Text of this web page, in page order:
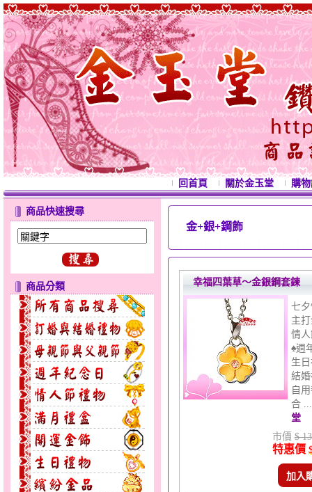
回首頁 關於金玉堂 購
商品快速搜尋
商品分類
金+銀+鋼飾
幸福四葉草～金銀鋼套鍊
七
主
情
♠週
生
結
自
合
堂
市價 $
特惠價
加入